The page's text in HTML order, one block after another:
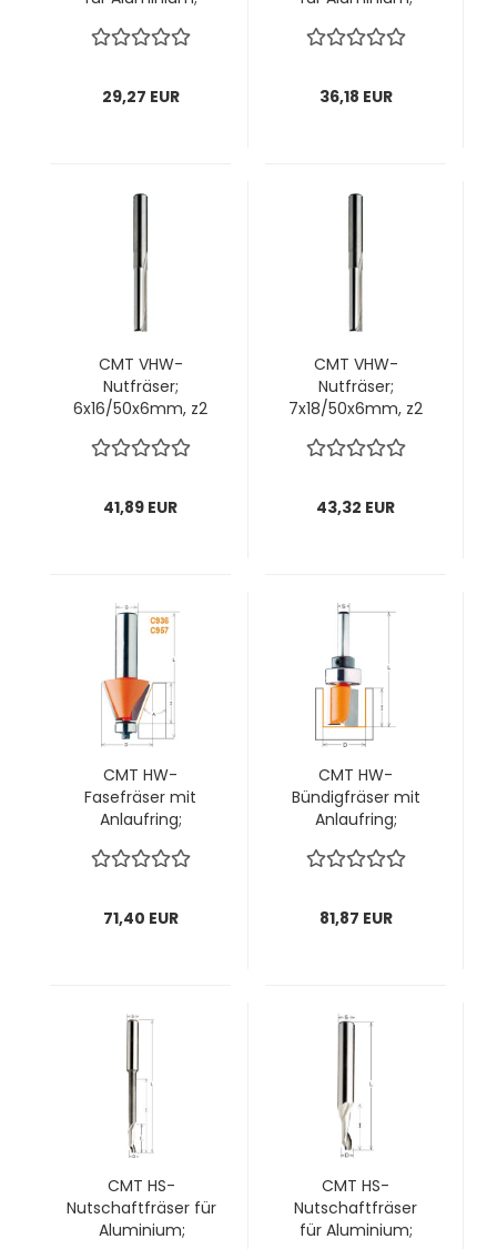
z1 rechts; 1 VPE = 1
29,27 EUR
rechts; 1 VPE = 1
36,18 EUR
CMT VHW-
Nutfräser;
6x16/50x6mm, z2
Stck
41,89 EUR
CMT VHW-
Nutfräser;
7x18/50x6mm, z2
Stck
43,32 EUR
CMT HW-
Fasefräser mit
Anlaufring;
z2 ; Winkel 45°, 1
71,40 EUR
CMT HW-
Bündigfräser mit
Anlaufring;
z2 rechts; 1 VPE = 1
81,87 EUR
CMT HS-
Nutschaftfräser für
Aluminium;
CMT HS-
Nutschaftfräser
für Aluminium;